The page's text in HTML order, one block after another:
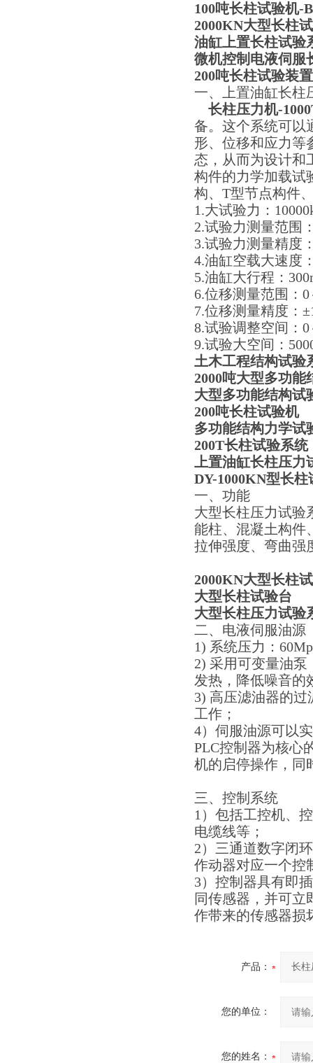
100吨长柱试验机-B
2000KN大型长柱
油缸上置长柱试验
微机控制电液伺服
200吨长柱试验装置
一、上置油缸长柱
长柱压力机-
备。这个系统可以
形、位移和应力等
态，从而为设计和
构件的力学加载试
构、T型节点构件
1.大试验力：
2.试验力测量范围
3.试验力测量精度
4.油缸空载大速度
5.油缸大行程：
6.位移测量范围：0
7.位移测量精度：
8.试验调整空间：
9.试验大空间：
土木工程结构试验
2000吨大型多功能
大型多功能结构试
200吨长柱试验机
多功能结构力学试
200T长柱试验系统
上置油缸长柱压力
DY-1000KN型长柱
一、功能
大型长柱压力试验
能柱、混凝土构件
拉伸强度、弯曲强
2000KN大型长柱
大型长柱试验台
大型长柱压力试验
二、电液伺服油源
1) 系统压力：
2) 采用可变量油
发热，降低噪音的
3) 高压滤油器的
工作；
4）伺服油源可以
PLC控制器为核心
机的启停操作，同
三、控制系统
1）包括工控机、
电缆线等；
2）三通道数字闭
作动器对应一个控
3）控制器具有即
同传感器，并可立
作带来的传感器损
产品：
您的单位：
您的姓名：